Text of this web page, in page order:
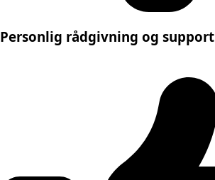
Personlig rådgivning og support